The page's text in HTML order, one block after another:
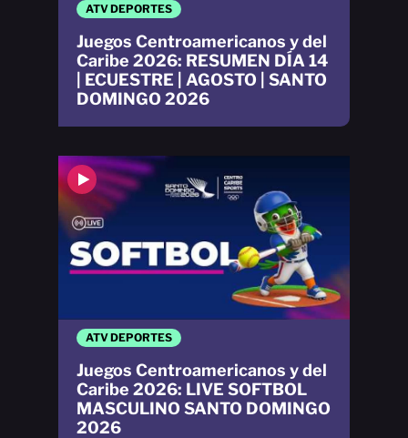
ATV DEPORTES
Juegos Centroamericanos y del
Caribe 2026: LIVE SOFTBOL
MASCULINO SANTO DOMINGO
2026
ATV DEPORTES
Juegos Centroamericanos y del
Caribe 2026: RESUMEN DÍA 14
| ECUESTRE | AGOSTO | SANTO
DOMINGO 2026